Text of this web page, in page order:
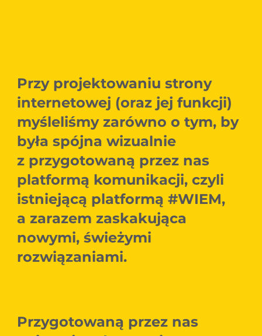
Przy projektowaniu strony
internetowej (oraz jej funkcji)
myśleliśmy zarówno o tym, by
była spójna wizualnie
z przygotowaną przez nas
platformą komunikacji, czyli
istniejącą platformą #WIEM,
a zarazem zaskakująca
nowymi, świeżymi
rozwiązaniami.
Przygotowaną przez nas